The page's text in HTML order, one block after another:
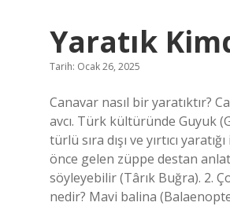
Yaratık
Tarih: Ocak 26, 2025
Canavar nasıl bir yaratıktır?
avcı. Türk kültüründe Guyuk
türlü sıra dışı ve yırtıcı
önce gelen züppe destan
söyleyebilir (Târık Buğra). 2.
nedir? Mavi balina